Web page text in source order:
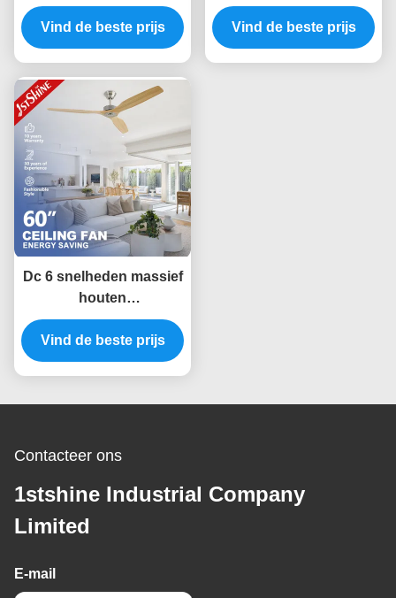
Energie van de
Bladgelijkstroom Motor
- besparingsventilator
Vind de beste prijs
profiel stil
energiebesparend DC
motor spoelmontage 52
Vind de beste prijs
Dc 6 snelheden massief
houten
plafondventilator
afstandsbediening
binneninrichting
Vind de beste prijs
Contacteer ons
1stshine Industrial Company
Limited
E-mail